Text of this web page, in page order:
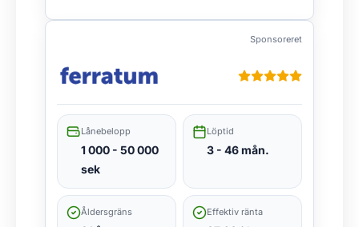
Sponsoreret
Lånebelopp
1 000 - 50 000
sek
Löptid
3 - 46 mån.
Åldersgräns Effektiv ränta